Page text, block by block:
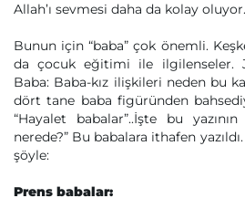
Allah’ı sevmesi daha da kolay oluyor.
Bunun için “baba” çok önemli.
da çocuk eğitimi ile ilgilenseler.
Baba: Baba-kız ilişkileri neden bu
dört tane baba figüründen
“Hayalet babalar”..İşte bu
nerede?” Bu babalara ithafen
şöyle:
Prens babalar: